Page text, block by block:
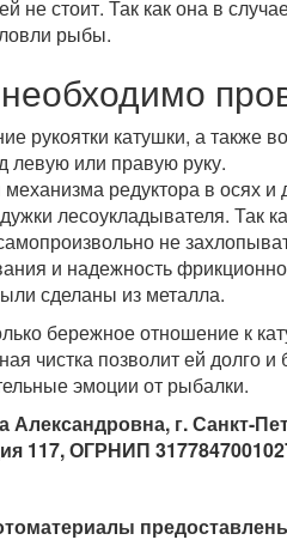
не стоит. Так как она в
рыбы.
рукоятки катушки, а также
левую или правую руку.
редуктора в осях и
лесоукладывателя. Так
не
и надежность
сделаны из металла.
бережное отношение к
чистка позволит ей долго и
эмоции от рыбалки.
г. Санкт-
117, ОГРНИП